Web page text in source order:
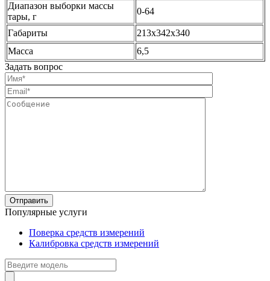
Диапазон выборки массы
тары, г
0-64
Габариты
213х342х340
Масса
6,5
Задать вопрос
Популярные услуги
Поверка средств измерений
Калибровка средств измерений